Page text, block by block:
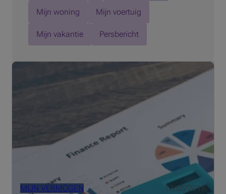
Mijn woning Mijn voertuig
Mijn vakantie Persbericht
MIJN VERMOGEN 17/05/2018
De bescherming van het Garantiefonds op spaargeld bij
de bank is genoegzaam bekend. Gaat een financiële
instelling over de kop, dan garandeert de overheid dat de
consument zijn tegoeden op het geheel van